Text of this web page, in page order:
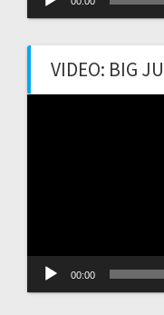
VIDEO: BIG
00:00